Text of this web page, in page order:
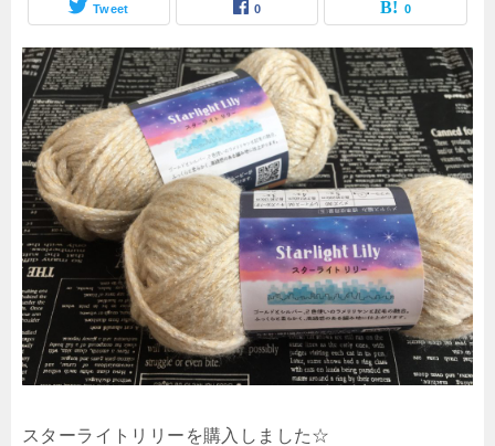
Tweet 0 0
スターライトリリーを購入しました☆